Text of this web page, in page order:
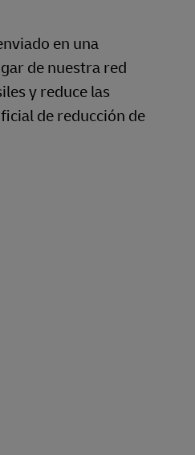
en una
de nuestra red
y reduce las
de reducción de